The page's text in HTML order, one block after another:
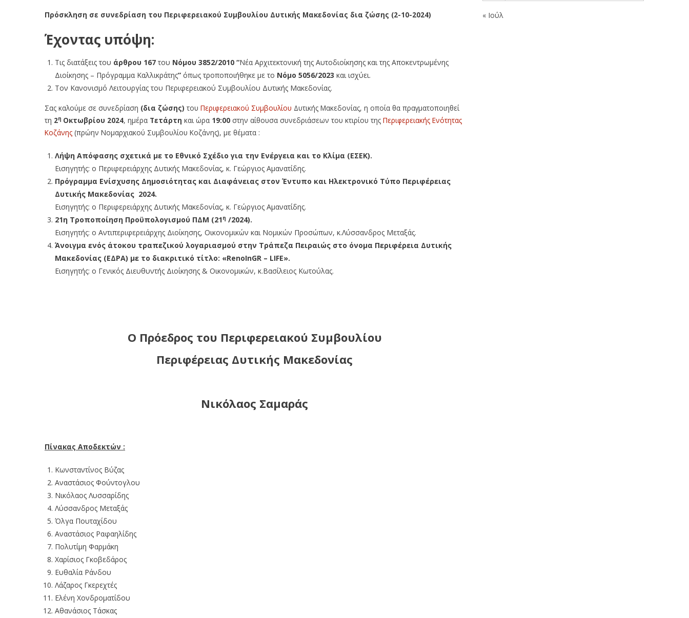
Πρόσκληση σε συνεδρίαση του Περιφερειακού Συμβουλίου Δυτικής Μακεδονίας δια ζώσης (2-10-2024)
Έχοντας υπόψη:
Tις διατάξεις του άρθρου 167 του Νόμου 3852/2010 “Νέα Αρχιτεκτονική της Αυτοδιοίκησης και της Αποκεντρωμένης
Διοίκησης – Πρόγραμμα Καλλικράτης” όπως τροποποιήθηκε με το Νόμο 5056/2023 και ισχύει.
Tον Κανονισμό Λειτουργίας του Περιφερειακού Συμβουλίου Δυτικής Μακεδονίας.
Σας καλούμε σε συνεδρίαση (δια ζώσης) του Περιφερειακού Συμβουλίου Δυτικής Μακεδονίας, η οποία θα πραγματοποιηθεί
τη 2η Οκτωβρίου 2024, ημέρα Τετάρτη και ώρα 19:00 στην αίθουσα συνεδριάσεων του κτιρίου της Περιφερειακής Ενότητας
Κοζάνης (πρώην Νομαρχιακού Συμβουλίου Κοζάνης), με θέματα :
Λήψη Απόφασης σχετικά με το Εθνικό Σχέδιο για την Ενέργεια και το Κλίμα (ΕΣΕΚ).
Εισηγητής: ο Περιφερειάρχης Δυτικής Μακεδονίας, κ. Γεώργιος Αμανατίδης.
Πρόγραμμα Ενίσχυσης Δημοσιότητας και Διαφάνειας στον Έντυπο και Ηλεκτρονικό Τύπο Περιφέρειας
Δυτικής Μακεδονίας 2024.
Εισηγητής: ο Περιφερειάρχης Δυτικής Μακεδονίας, κ. Γεώργιος Αμανατίδης.
21η Τροποποίηση Προϋπολογισμού ΠΔΜ (21η /2024).
Εισηγητής: ο Αντιπεριφερειάρχης Διοίκησης, Οικονομικών και Νομικών Προσώπων, κ.Λύσσανδρος Μεταξάς.
Άνοιγμα ενός άτοκου τραπεζικού λογαριασμού στην Τράπεζα Πειραιώς στο όνομα Περιφέρεια Δυτικής
Μακεδονίας (ΕΔΡΑ) με το διακριτικό τίτλο: «RenoInGR – LIFE».
Εισηγητής: ο Γενικός Διευθυντής Διοίκησης & Οικονομικών, κ.Βασίλειος Κωτούλας.
Ο Πρόεδρος του Περιφερειακού Συμβουλίου
Περιφέρειας Δυτικής Μακεδονίας
Νικόλαος Σαμαράς
Πίνακας Αποδεκτών :
Κωνσταντίνος Βύζας
Αναστάσιος Φούντογλου
Νικόλαος Λυσσαρίδης
Λύσσανδρος Μεταξάς
Όλγα Πουταχίδου
Αναστάσιος Ραφαηλίδης
Πολυτίμη Φαρμάκη
Χαρίσιος Γκοβεδάρος
Ευθαλία Ράνδου
Λάζαρος Γκερεχτές
Ελένη Χονδροματίδου
Αθανάσιος Τάσκας
« Ιούλ